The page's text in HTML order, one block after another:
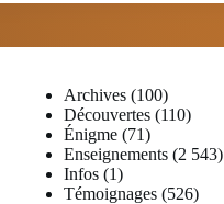
Archives (100)
Découvertes (110)
Énigme (71)
Enseignements (2 543)
Infos (1)
Témoignages (526)